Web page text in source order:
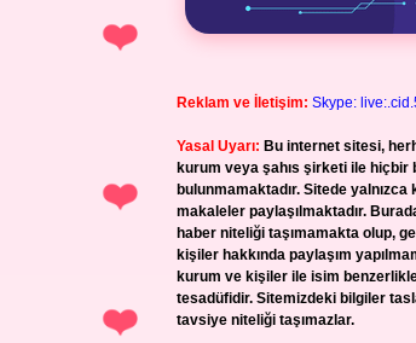
Reklam ve İletişim: Skype:
Yasal Uyarı: Bu internet sitesi,
kurum veya şahıs şirketi ile hiçbir
bulunmamaktadır. Sitede yalnızca
makaleler paylaşılmaktadır.
haber niteliği taşımamakta olup,
kişiler hakkında paylaşım
kurum ve kişiler ile isim
tesadüfidir. Sitemizdeki bilgiler
tavsiye niteliği taşımazlar.